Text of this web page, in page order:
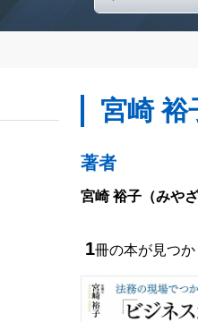
宮崎 裕
著者
宮崎 裕子 （みや
1冊の本が見つ